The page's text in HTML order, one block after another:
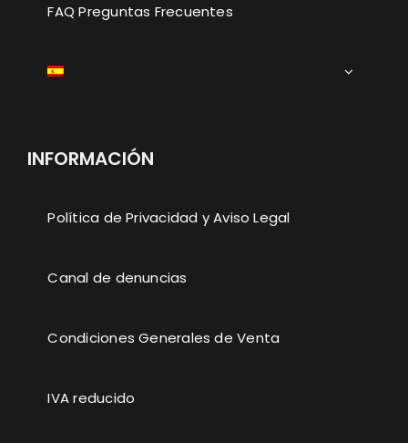
FAQ Preguntas Frecuentes
INFORMACIÓN
Política de Privacidad y Aviso Legal
Canal de denuncias
Condiciones Generales de Venta
IVA reducido